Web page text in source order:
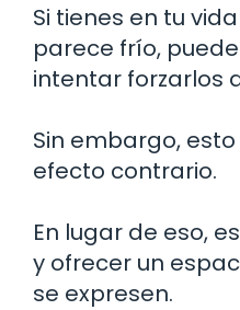
Si tienes en tu
parece frío,
intentar forzarlos
Sin embargo,
efecto contrario.
En lugar de eso,
y ofrecer un
se expresen.